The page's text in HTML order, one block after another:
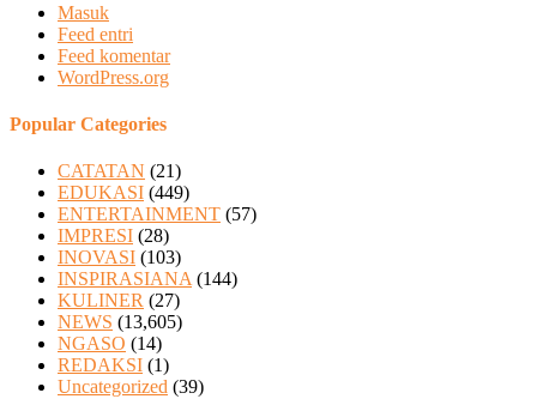
Masuk
Feed entri
Feed komentar
WordPress.org
Popular Categories
CATATAN (21)
EDUKASI (449)
ENTERTAINMENT (57)
IMPRESI (28)
INOVASI (103)
INSPIRASIANA (144)
KULINER (27)
NEWS (13,605)
NGASO (14)
REDAKSI (1)
Uncategorized (39)